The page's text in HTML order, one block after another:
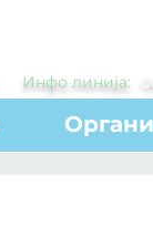
Инфо линија: